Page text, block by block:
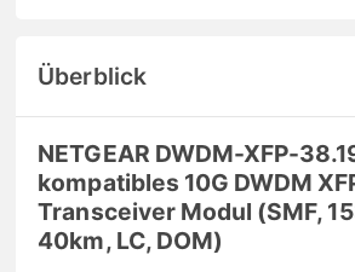
Überblick
NETGEAR DWDM-XFP-
kompatibles 10G DWDM
Transceiver Modul (SMF,
40km, LC, DOM)